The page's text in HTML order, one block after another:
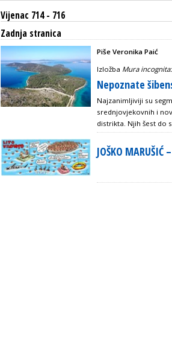
Vijenac 714 - 716
Zadnja stranica
Piše Veronika Paić
Izložba Mura
Nepoznate
Najzanimljiviji su
srednjovjekovnih i
distrikta. Njih šest do
JOŠKO MARUŠIĆ